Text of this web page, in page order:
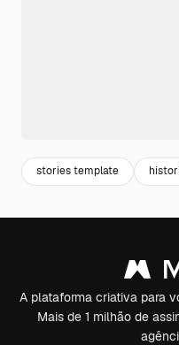
stories template
A plataforma criativa para
Mais de 1 milhão de